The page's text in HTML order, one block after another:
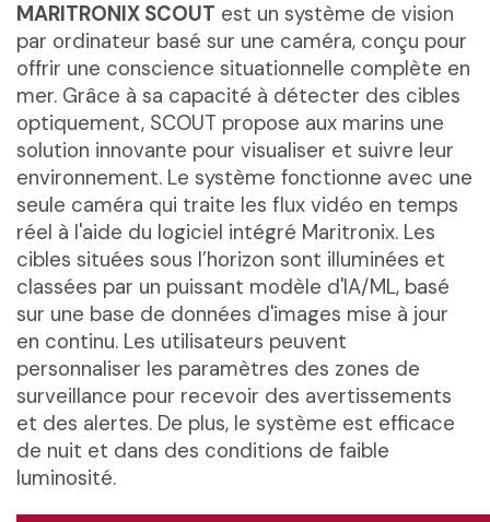
MARITRONIX SCOUT est un système de vision
par ordinateur basé sur une caméra, conçu pour
offrir une conscience situationnelle complète en
mer. Grâce à sa capacité à détecter des cibles
optiquement, SCOUT propose aux marins une
solution innovante pour visualiser et suivre leur
environnement. Le système fonctionne avec une
seule caméra qui traite les flux vidéo en temps
réel à l'aide du logiciel intégré Maritronix. Les
cibles situées sous l’horizon sont illuminées et
classées par un puissant modèle d'IA/ML, basé
sur une base de données d'images mise à jour
en continu. Les utilisateurs peuvent
personnaliser les paramètres des zones de
surveillance pour recevoir des avertissements
et des alertes. De plus, le système est efficace
de nuit et dans des conditions de faible
luminosité.